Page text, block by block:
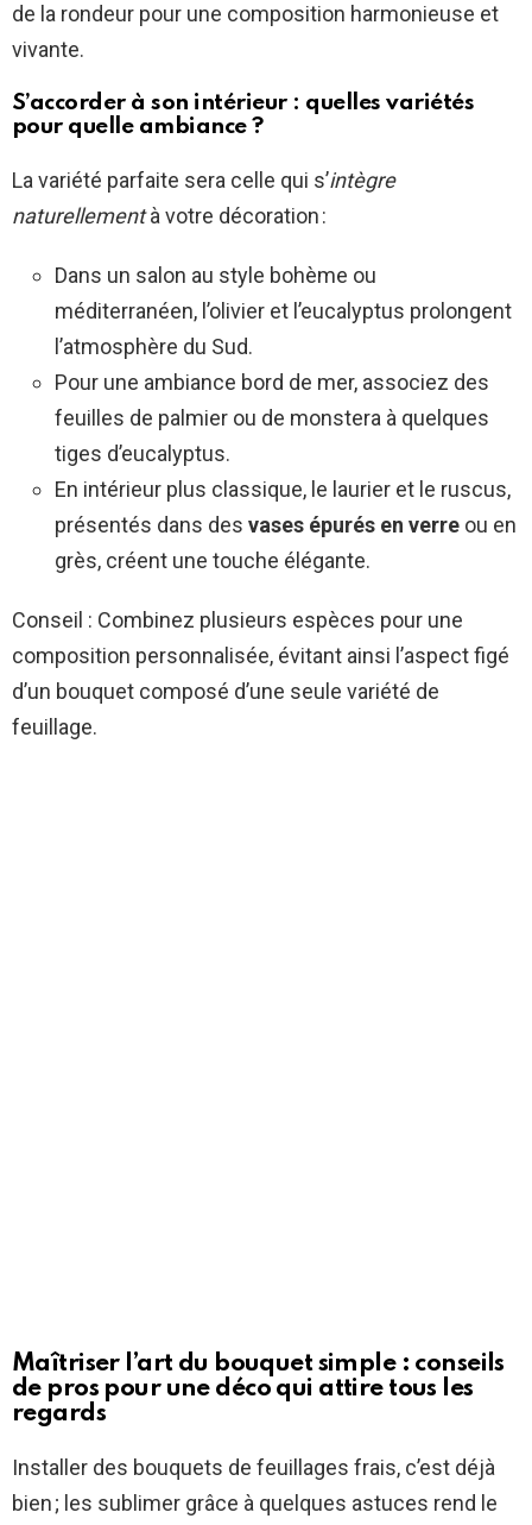
de la rondeur pour une composition harmonieuse et
vivante.
S’accorder à son intérieur : quelles variétés
pour quelle ambiance ?
La variété parfaite sera celle qui s’intègre
naturellementà votre décoration :
Dans un salon au style bohème ou
méditerranéen, l’olivier et l’eucalyptus prolongent
l’atmosphère du Sud.
Pour une ambiance bord de mer, associez des
feuilles de palmier ou de monstera à quelques
tiges d’eucalyptus.
En intérieur plus classique, le laurier et le ruscus,
présentés dans des vases épurés en verre ou en
grès, créent une touche élégante.
Conseil : Combinez plusieurs espèces pour une
composition personnalisée, évitant ainsi l’aspect figé
d’un bouquet composé d’une seule variété de
feuillage.
Maîtriser l’art du bouquet simple : conseils
de pros pour une déco qui attire tous les
regards
Installer des bouquets de feuillages frais, c’est déjà
bien ; les sublimer grâce à quelques astuces rend le